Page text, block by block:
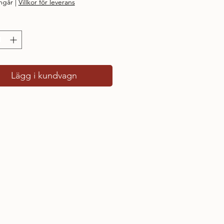
| Villkor för leverans
Lägg i kundvagn